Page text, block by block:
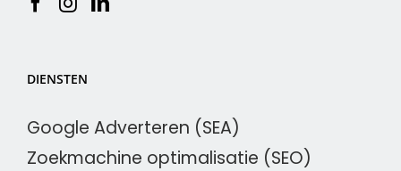
DIENSTEN
Google Adverteren (SEA)
Zoekmachine optimalisatie (SEO)